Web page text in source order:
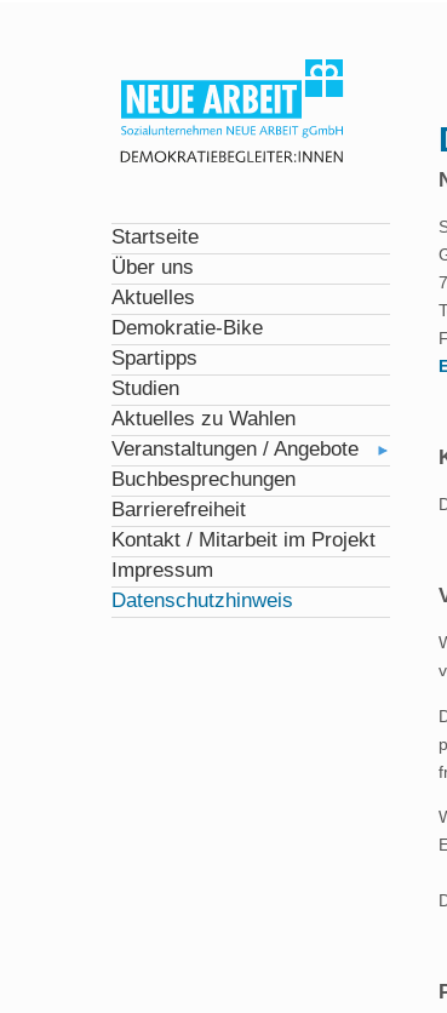
Startseite
Über uns
Aktuelles
Demokratie-Bike
Spartipps
Studien
Aktuelles zu Wahlen
Veranstaltungen / Angebote
Buchbesprechungen
Barrierefreiheit
Kontakt / Mitarbeit im Projekt
Impressum
Datenschutzhinweis